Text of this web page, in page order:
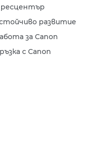
развитие
за Canon
с Canon